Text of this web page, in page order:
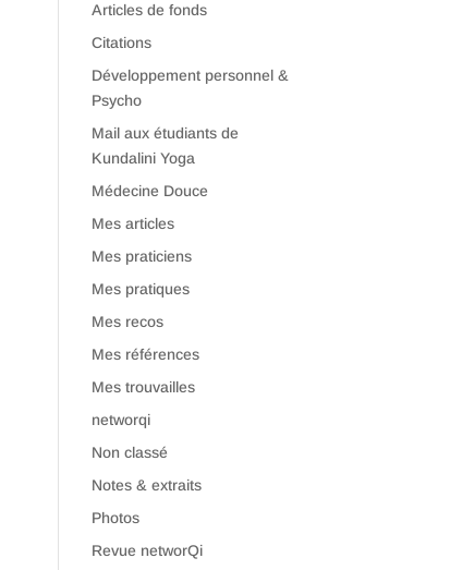
Articles de fonds
Citations
Développement personnel &
Psycho
Mail aux étudiants de
Kundalini Yoga
Médecine Douce
Mes articles
Mes praticiens
Mes pratiques
Mes recos
Mes références
Mes trouvailles
networqi
Non classé
Notes & extraits
Photos
Revue networQi